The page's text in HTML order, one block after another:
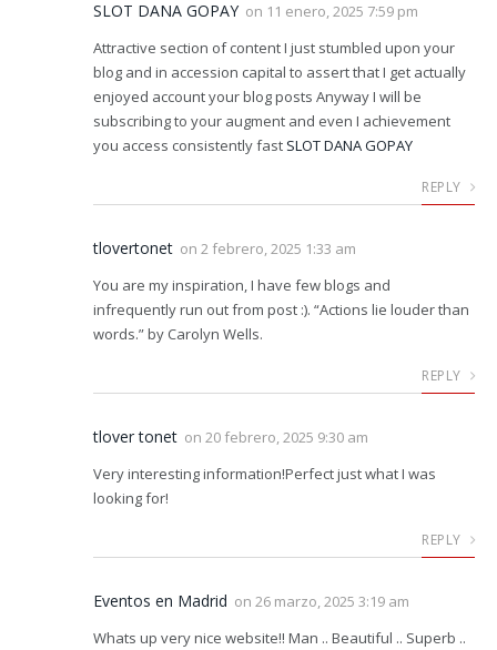
SLOT DANA GOPAY on 11 enero, 2025 7:59 pm
Attractive section of content I just stumbled upon your
blog and in accession capital to assert that I get actually
enjoyed account your blog posts Anyway I will be
subscribing to your augment and even I achievement
you access consistently fast SLOT DANA GOPAY
REPLY
tlovertonet on 2 febrero, 2025 1:33 am
You are my inspiration, I have few blogs and
infrequently run out from post :). “Actions lie louder than
words.” by Carolyn Wells.
REPLY
tlover tonet on 20 febrero, 2025 9:30 am
Very interesting information!Perfect just what I was
looking for!
REPLY
Eventos en Madrid on 26 marzo, 2025 3:19 am
Whats up very nice website!! Man .. Beautiful .. Superb ..